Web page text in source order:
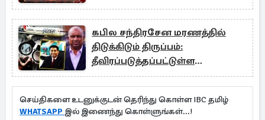
முதலமைச்சர் விஜய்
கபில சந்திரசேன மரணத்தில்
திடுக்கிடும் திருப்பம்:
தீவிரப்படுத்தப்பட்டுள்ள
விசாரணை
செய்திகளை உடனுக்குடன் தெரிந்து கொள்ள IBC தமிழ்
WHATSAPP இல் இணைந்து கொள்ளுங்கள்...!